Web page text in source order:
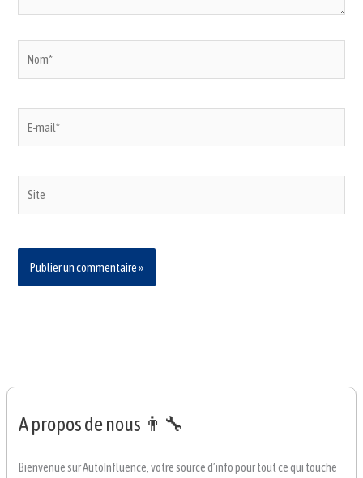
mail*
A propos de nous 👨‍🔧
Bienvenue sur AutoInfluence, votre source d’info pour tout ce qui touche